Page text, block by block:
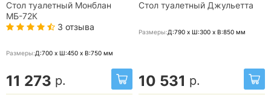
Стол туалетный Монблан
МБ-72К
3 отзыва
Размеры:Д:700 x Ш:450 x В:750 мм
11 273 р.
Стол туалетный Джульетта
Размеры:Д:790 x Ш:300 x В:850 мм
10 531 р.